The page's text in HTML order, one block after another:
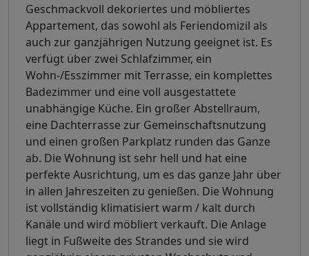
Geschmackvoll dekoriertes und möbliertes
Appartement, das sowohl als Feriendomizil als
auch zur ganzjährigen Nutzung geeignet ist. Es
verfügt über zwei Schlafzimmer, ein
Wohn-/Esszimmer mit Terrasse, ein komplettes
Badezimmer und eine voll ausgestattete
unabhängige Küche. Ein großer Abstellraum,
eine Dachterrasse zur Gemeinschaftsnutzung
und einen großen Parkplatz runden das Ganze
ab. Die Wohnung ist sehr hell und hat eine
perfekte Ausrichtung, um es das ganze Jahr über
in allen Jahreszeiten zu genießen. Die Wohnung
ist vollständig klimatisiert warm / kalt durch
Kanäle und wird möbliert verkauft. Die Anlage
liegt in Fußweite des Strandes und sie wird